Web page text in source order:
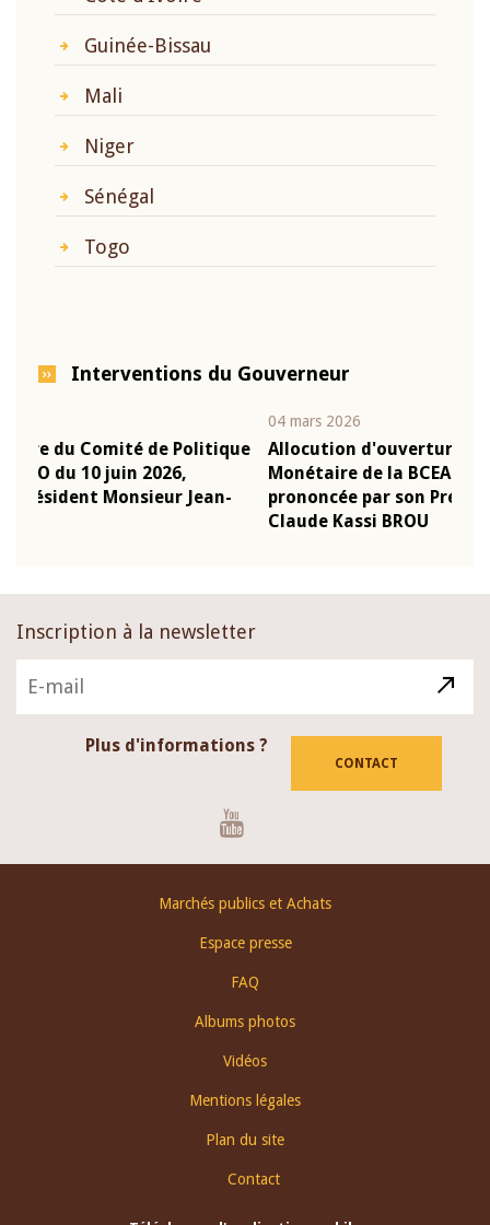
Guinée-Bissau
Mali
Niger
Sénégal
Togo
Interventions du Gouverneur
Allocution d'ouverture du Comité de Politique
Monétaire de la BCEAO du 4 mars 2026,
prononcée par son Président Monsieur Jean-
Inscription à la newsletter
Plus d'informations ?
CONTACT
Marchés publics et Achats
Espace presse
FAQ
Albums photos
Vidéos
Mentions légales
Plan du site
Contact